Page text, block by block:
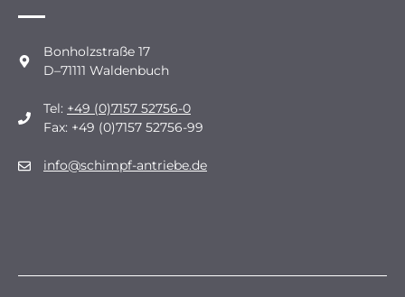
Bonholzstraße 17
D–71111 Waldenbuch
Tel: +49 (0)7157 52756-0
Fax: +49 (0)7157 52756-99
info@schimpf-antriebe.de